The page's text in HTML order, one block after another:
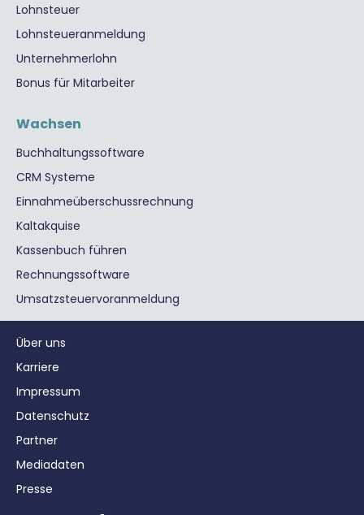
Lohnsteuer
Lohnsteueranmeldung
Unternehmerlohn
Bonus für Mitarbeiter
Wachsen
Buchhaltungssoftware
CRM Systeme
Einnahmeüberschussrechnung
Kaltakquise
Kassenbuch führen
Rechnungssoftware
Umsatzsteuervoranmeldung
Über uns
Karriere
Impressum
Datenschutz
Partner
Mediadaten
Presse